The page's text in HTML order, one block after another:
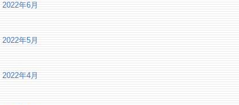
2022年6月
2022年5月
2022年4月